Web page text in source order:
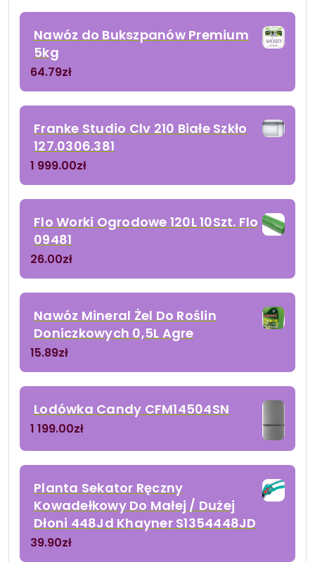
Nawóz do Bukszpanów Premium
5kg
64.79zł
Franke Studio Clv 210 Białe Szkło
127.0306.381
1 999.00zł
Flo Worki Ogrodowe 120L 10Szt. Flo
09481
26.00zł
Nawóz Mineral Żel Do Roślin
Doniczkowych 0,5L Agre
15.89zł
Lodówka Candy CFM14504SN
1 199.00zł
Planta Sekator Ręczny
Kowadełkowy Do Małej / Dużej
Dłoni 448Jd Khayner S1354448JD
39.90zł